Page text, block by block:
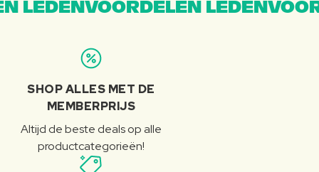
LEDENVOORDELEN
SHOP ALLES MET DE
MEMBERPRIJS
Altijd de beste deals op alle
productcategorieën!